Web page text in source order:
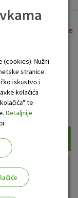
Očisti filtere
(cookies). Nužni
stranice.
iskustvo i
kolačića
te
Detaljnije